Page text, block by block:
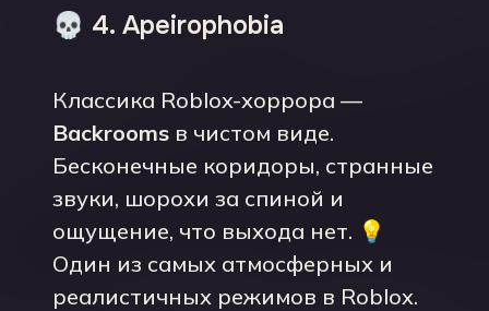
💀 4. Apeirophobia
Классика Roblox-хоррора —
Backrooms в чистом виде.
Бесконечные коридоры, странные
звуки, шорохи за спиной и
ощущение, что выхода нет. 💡
Один из самых атмосферных и
реалистичных режимов в Roblox.